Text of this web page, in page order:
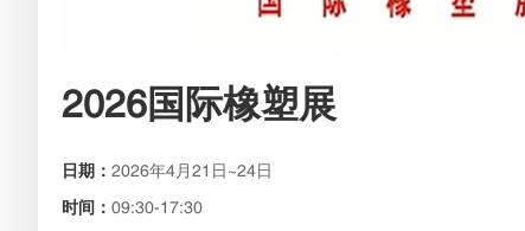
2026国际橡塑展
日期： 2026年4月21日~24日
时间： 09:30-17:30